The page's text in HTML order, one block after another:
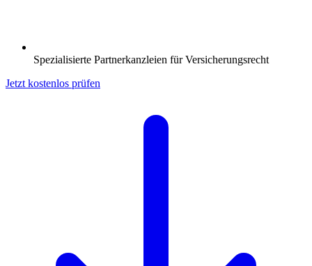
Spezialisierte Partnerkanzleien für Versicherungsrecht
Jetzt kostenlos prüfen